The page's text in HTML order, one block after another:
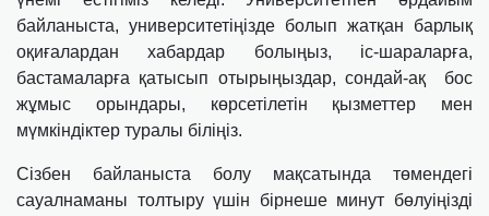
байланыста, университетіңізде болып жатқан барлық
оқиғалардан хабардар болыңыз, іс-шараларға,
бастамаларға қатысып отырыңыздар, сондай-ақ бос
жұмыс орындары, көрсетілетін қызметтер мен
мүмкіндіктер туралы біліңіз.
Сізбен байланыста болу мақсатында төмендегі
сауалнаманы толтыру үшін бірнеше минут бөлуіңізді